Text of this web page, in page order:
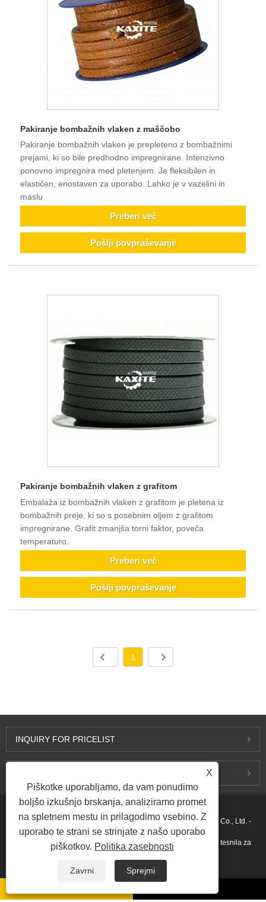
Pakiranje bombažnih vlaken z maščobo
Pakiranje bombažnih vlaken je prepleteno z bombažnimi
prejami, ki so bile predhodno impregnirane. Intenzivno
ponovno impregnira med pletenjem. Je fleksibilen in
elastičen, enostaven za uporabo. Lahko je v vazelini in
maslu
Preberi več
Pošlji povpraševanje
Pakiranje bombažnih vlaken z grafitom
Embalaža iz bombažnih vlaken z grafitom je pletena iz
bombažnih preje, ki so s posebnim oljem z grafitom
impregnirane. Grafit zmanjša torni faktor, poveča
temperaturo.
Preberi več
Pošlji povpraševanje
1
INQUIRY FOR PRICELIST
Avtorska pravica © 2015-2026 Ningbo Kaxite Sealing Materials Co., Ltd. -
spiralna navita tesnila, ekspandirana grafitna tesnila, obročasta tesnila za
spoje, tesnila iz PTFE - vse pravice pridržane.
X
Piškotke uporabljamo, da vam ponudimo
boljšo izkušnjo brskanja, analiziramo promet
na spletnem mestu in prilagodimo vsebino. Z
uporabo te strani se strinjate z našo uporabo
piškotkov. Politika zasebnosti
Zavrni Sprejmi